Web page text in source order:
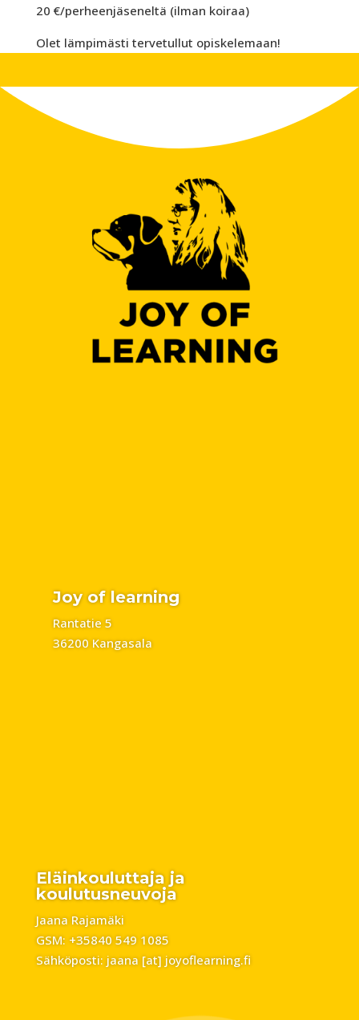
20 €/perheenjäseneltä (ilman koiraa)
Olet lämpimästi tervetullut opiskelemaan!
Joy of learning
Rantatie 5
36200 Kangasala
Eläinkouluttaja ja
koulutusneuvoja
Jaana Rajamäki
GSM: +35840 549 1085
Sähköposti: jaana [at] joyoflearning.fi